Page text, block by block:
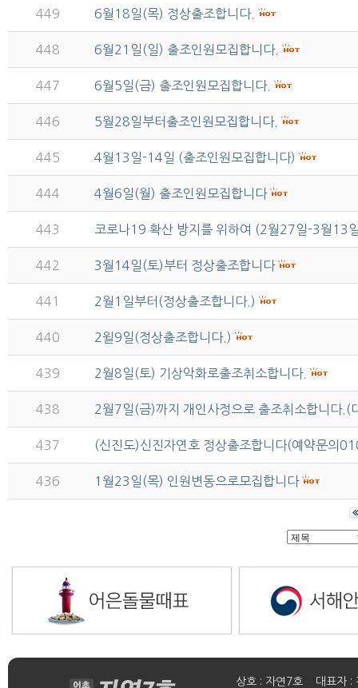
449 6월18일(목) 정상출조합니다.
448 6월21일(일) 출조인원모집합니다.
447 6월5일(금) 출조인원모집합니다.
446 5월28일부터출조인원모집합니다.
445 4월13일-14일 (출조인원모집합니다)
444 4월6일(월) 출조인원모집합니다
443 코로나19 확산 방지를 위하여 (2월27일-3월13
442 3월14일(토)부터 정상출조합니다
441 2월1일부터(정상출조합니다.)
440 2윌9일(정상출조합니다.)
439 2월8일(토) 기상악화로출조취소합니다.
438 2월7일(금)까지 개인사정으로 출조취소합니다.(
437 (신진도)신진자연호 정상출조합니다(예약문의
436 1월23일(목) 인원변동으로모집합니다
상호 : 자연7호 대표자